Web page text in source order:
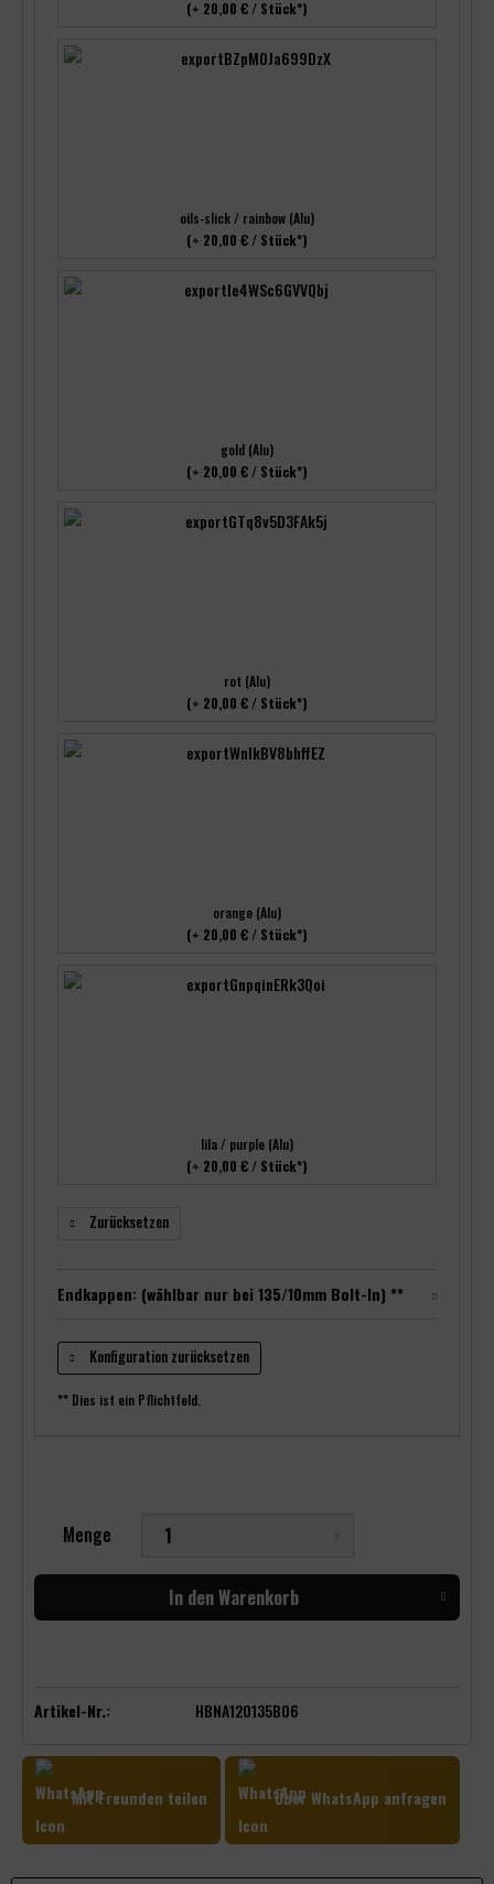
(+ 20,00 € / Stück*)
oils-slick / rainbow (Alu)
(+ 20,00 € / Stück*)
gold (Alu)
(+ 20,00 € / Stück*)
rot (Alu)
(+ 20,00 € / Stück*)
orange (Alu)
(+ 20,00 € / Stück*)
lila / purple (Alu)
(+ 20,00 € / Stück*)
Zurücksetzen
Endkappen: (wählbar nur bei 135/10mm Bolt-In) **
Konfiguration zurücksetzen
** Dies ist ein Pflichtfeld.
Menge
In denWarenkorb
Artikel-Nr.: HBNA120135B06
Mit Freunden teilen Über WhatsApp anfragen